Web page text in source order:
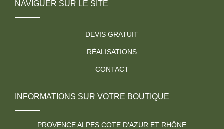
NAVIGUER SUR LE SITE
DEVIS GRATUIT
RÉALISATIONS
CONTACT
INFORMATIONS SUR VOTRE BOUTIQUE
PROVENCE ALPES COTE D'AZUR ET RHÔNE